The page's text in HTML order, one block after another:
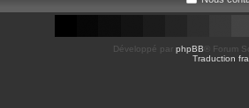
Développé par phpBB ® Forum
Traduction